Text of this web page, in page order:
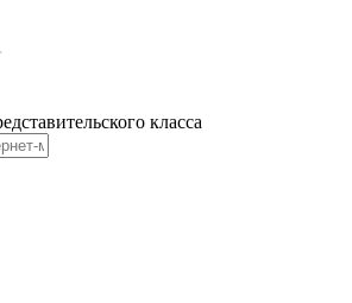
класса